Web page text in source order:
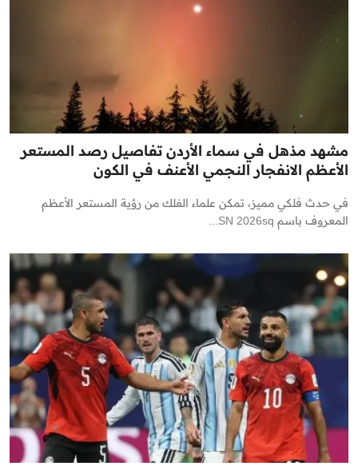
مشهد مذهل في سماء الأردن تفاصيل رصد المستعر
الأعظم الانفجار النجمي الأعنف في الكون
في حدث فلكي مميز، تمكن علماء الفلك من رؤية المستعر الأعظم
المعروف باسم SN 2026sq...